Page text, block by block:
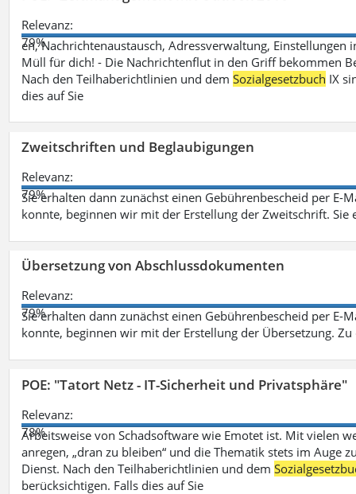
Relevanz:
79%
en, Nachrichtenaustausch, Adressverwaltung,
Müll für dich! - Die Nachrichtenflut in den Griff bekommen
Nach den Teilhaberichtlinien und demSozialgesetzbuch IX
dies auf Sie
Zweitschriften und Beglaubigungen
Relevanz:
79%
Sie erhalten dann zunächst einen Gebührenbescheid per E-
konnte, beginnen wir mit der Erstellung der Zweitschrift. Sie
Übersetzung von Abschlussdokumenten
Relevanz:
79%
Sie erhalten dann zunächst einen Gebührenbescheid per E-
konnte, beginnen wir mit der Erstellung der Übersetzung.
POE: "Tatort Netz - IT-Sicherheit und Privatsphäre"
Relevanz:
78%
Arbeitsweise von Schadsoftware wie Emotet ist. Mit vielen
anregen, „dran zu bleiben“ und die Thematik stets im
Dienst. Nach den Teilhaberichtlinien und dem
berücksichtigen. Falls dies auf Sie